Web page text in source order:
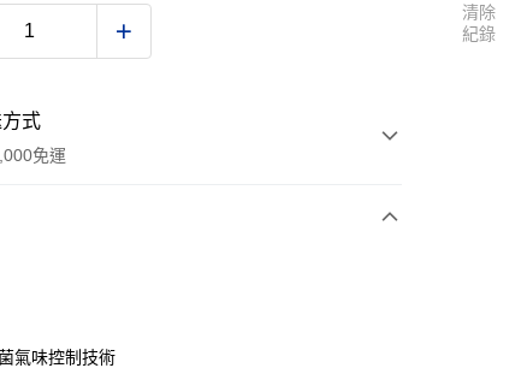
式
免運
率 每期NT$309
氣味控制技術
清除
紀錄